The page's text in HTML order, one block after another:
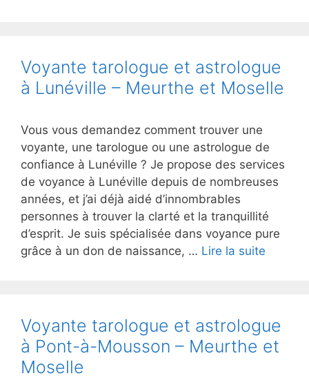
Voyante tarologue et astrologue
à Lunéville – Meurthe et Moselle
Vous vous demandez comment trouver une
voyante, une tarologue ou une astrologue de
confiance à Lunéville ? Je propose des services
de voyance à Lunéville depuis de nombreuses
années, et j’ai déjà aidé d’innombrables
personnes à trouver la clarté et la tranquillité
d’esprit. Je suis spécialisée dans voyance pure
grâce à un don de naissance, … Lire la suite
Voyante tarologue et astrologue
à Pont-à-Mousson – Meurthe et
Moselle